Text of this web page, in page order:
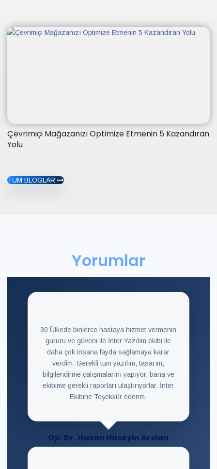
Çevrimiçi Mağazanızı Optimize Etmenin 5 Kazandıran
Yolu
TÜM BLOGLAR
Yorumlar
30 Ülkede binlerce hastaya hizmet vermenin
gururu ve güveni ile İnter Yazılım ekibi ile
daha çok insana fayda sağlamaya karar
verdim. Gerekli tüm yazılım, tasarım,
bilgilendirme çalışmalarını yapıyor, bana ve
ekibime gerekli raporları ulaştırıyorlar. İnter
Ekibine Teşekkür ederim.
Op. Dr. Hasan Hüseyin Arslan